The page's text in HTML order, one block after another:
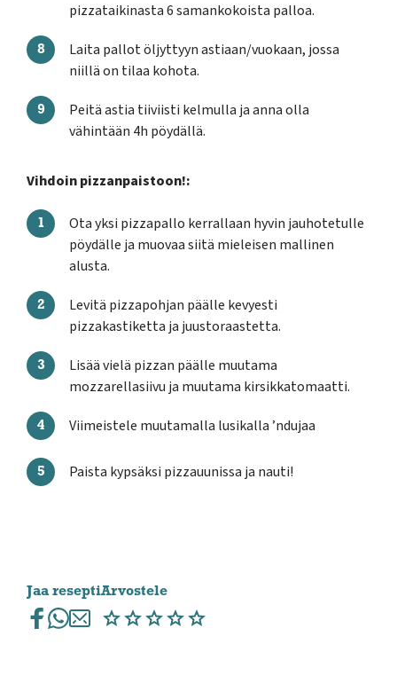
pizzataikinasta 6 samankokoista palloa.
Laita pallot öljyttyyn astiaan/vuokaan, jossa
niillä on tilaa kohota.
Peitä astia tiiviisti kelmulla ja anna olla
vähintään 4h pöydällä.
Vihdoin pizzanpaistoon!:
Ota yksi pizzapallo kerrallaan hyvin jauhotetulle
pöydälle ja muovaa siitä mieleisen mallinen
alusta.
Levitä pizzapohjan päälle kevyesti
pizzakastiketta ja juustoraastetta.
Lisää vielä pizzan päälle muutama
mozzarellasiivu ja muutama kirsikkatomaatti.
Viimeistele muutamalla lusikalla ’ndujaa
Paista kypsäksi pizzauunissa ja nauti!
Jaa reseptiArvostele